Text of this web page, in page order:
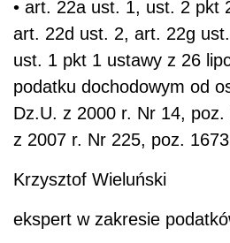
• art. 22a ust. 1, ust. 2 pkt
art. 22d ust. 2, art. 22g
ust. 1 pkt 1 ustawy z 26
podatku dochodowym od
Dz.U. z 2000 r. Nr 14,
z 2007 r. Nr 225, poz. 1673
Krzysztof Wieluński
ekspert w zakresie